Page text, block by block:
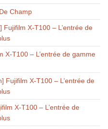
Champ
Fujifilm X-T100 – L’entrée de
X-T100 – L’entrée de gamme
Fujifilm X-T100 – L’entrée de
X-T100 – L’entrée de